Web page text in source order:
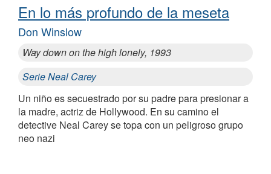
En lo más profundo de la meseta
Don Winslow
Way down on the high lonely, 1993
Serie Neal Carey
Un niño es secuestrado por su padre para presionar a
la madre, actriz de Hollywood. En su camino el
detective Neal Carey se topa con un peligroso grupo
neo nazi